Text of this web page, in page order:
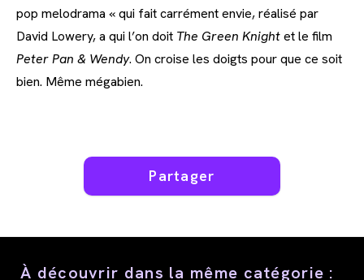
pop melodrama « qui fait carrément envie, réalisé par
David Lowery, a qui l’on doit The Green Knightet le film
Peter Pan & Wendy. On croise les doigts pour que ce soit
bien. Même mégabien.
Partager
Partager
À découvrir dans la même catégorie :